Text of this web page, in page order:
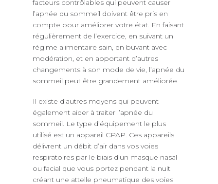
facteurs contrôlables qui peuvent causer
l’apnée du sommeil doivent être pris en
compte pour améliorer votre état. En faisant
régulièrement de l’exercice, en suivant un
régime alimentaire sain, en buvant avec
modération, et en apportant d’autres
changements à son mode de vie, l’apnée du
sommeil peut être grandement améliorée.
Il existe d’autres moyens qui peuvent
également aider à traiter l’apnée du
sommeil. Le type d’équipement le plus
utilisé est un appareil CPAP. Ces appareils
délivrent un débit d’air dans vos voies
respiratoires par le biais d’un masque nasal
ou facial que vous portez pendant la nuit
créant une attelle pneumatique des voies